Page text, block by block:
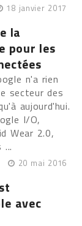
18 janvier 2017
la
pour les
n'a rien
secteur des
aujourd'hui.
I/O,
Wear 2.0,
20 mai 2016
avec